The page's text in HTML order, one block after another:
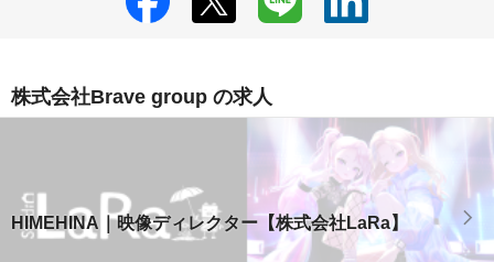
株式会社Brave group の求人
HIMEHINA｜映像ディレクター【株式会社LaRa】